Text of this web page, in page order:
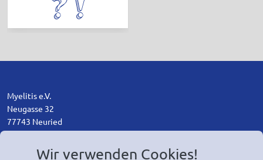
Myelitis e.V.
Neugasse 32
77743 Neuried
ed.sitileym@ofni
Wir verwenden Cookies!